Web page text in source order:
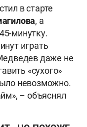
в старте
, а
минутку.
играть
даже не
«сухого»
невозможно.
– объяснял